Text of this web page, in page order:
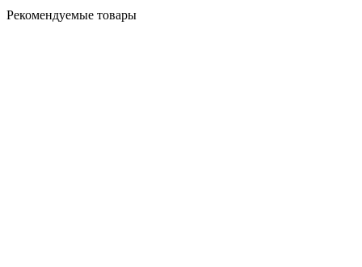
Рекомендуемые товары